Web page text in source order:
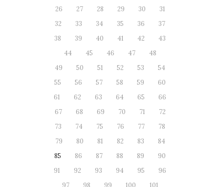
26
27 28 29 30
31
32
33 34 35 36
37
38
39 40 41 42
43
44
45 46 47
48
49
50 51 52 53
54
55
56 57 58 59
60
61
62 63 64 65
66
67
68 69 70 71
72
73
74 75 76 77
78
79
80 81 82 83
84
85
86 87 88 89
90
91
92 93 94 95
96